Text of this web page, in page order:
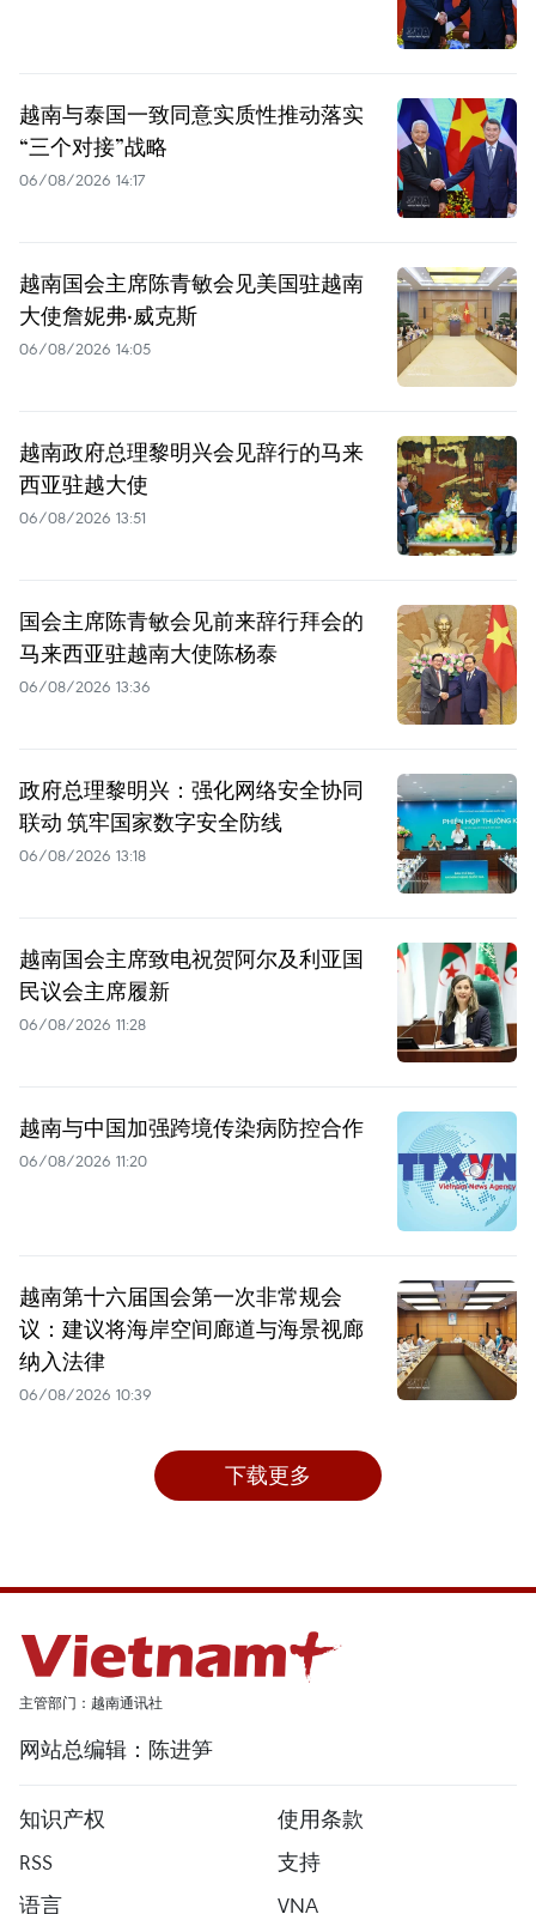
越南与泰国一致同意实质性推动落实
“三个对接”战略
06/08/2026 14:17
越南国会主席陈青敏会见美国驻越南
大使詹妮弗·威克斯
06/08/2026 14:05
越南政府总理黎明兴会见辞行的马来
西亚驻越大使
06/08/2026 13:51
国会主席陈青敏会见前来辞行拜会的
马来西亚驻越南大使陈杨泰
06/08/2026 13:36
政府总理黎明兴：强化网络安全协同
联动 筑牢国家数字安全防线
06/08/2026 13:18
越南国会主席致电祝贺阿尔及利亚国
民议会主席履新
06/08/2026 11:28
越南与中国加强跨境传染病防控合作
06/08/2026 11:20
越南第十六届国会第一次非常规会
议：建议将海岸空间廊道与海景视廊
纳入法律
06/08/2026 10:39
下载更多
主管部门：越南通讯社
网站总编辑：陈进笋
知识产权
使用条款
RSS
支持
语言
VNA